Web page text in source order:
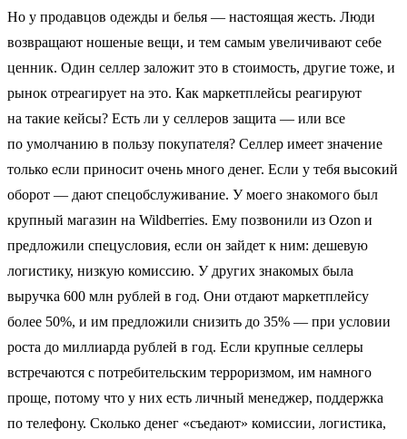
Но у продавцов одежды и белья — настоящая жесть. Люди
возвращают ношеные вещи, и тем самым увеличивают себе
ценник. Один селлер заложит это в стоимость, другие тоже, и
рынок отреагирует на это. Как маркетплейсы реагируют
на такие кейсы? Есть ли у селлеров защита — или все
по умолчанию в пользу покупателя? Селлер имеет значение
только если приносит очень много денег. Если у тебя высокий
оборот — дают спецобслуживание. У моего знакомого был
крупный магазин на Wildberries. Ему позвонили из Ozon и
предложили спецусловия, если он зайдет к ним: дешевую
логистику, низкую комиссию. У других знакомых была
выручка 600 млн рублей в год. Они отдают маркетплейсу
более 50%, и им предложили снизить до 35% — при условии
роста до миллиарда рублей в год. Если крупные селлеры
встречаются с потребительским терроризмом, им намного
проще, потому что у них есть личный менеджер, поддержка
по телефону. Сколько денег «съедают» комиссии, логистика,